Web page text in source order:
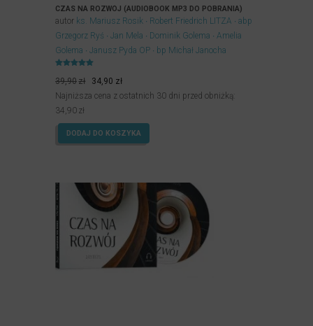
CZAS NA ROZWÓJ (AUDIOBOOK MP3 DO POBRANIA)
autor ks. Mariusz Rosik Robert Friedrich LITZA
abp
Grzegorz Ryś
Jan Mela Dominik Golema
Amelia
Golema
Janusz Pyda OP bp Michał Janocha
5.00
na 5.
39,90zł
Pierwotna
cena
39,90zł.
34,90 złAktualna
cena
34,90zł.
Najniższa cena z ostatnich 30 dni przed obniżką:
34,90 zł
DODAJ DO KOSZYKA